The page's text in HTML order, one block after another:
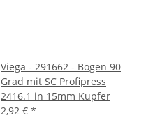
Viega - 291662 - Bogen 90
Grad mit SC Profipress
2416.1 in 15mm Kupfer
2,92 € *